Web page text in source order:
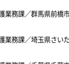
業務課／群馬県前橋
業務課／埼玉県さい